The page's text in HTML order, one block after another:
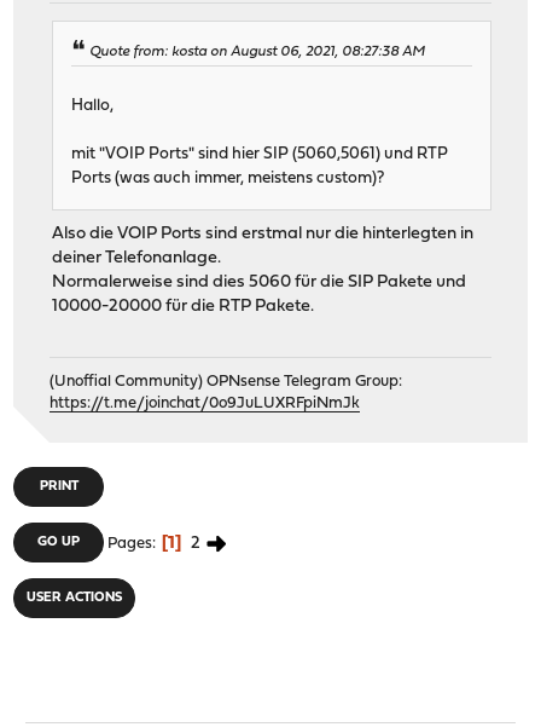
Quote from: kosta on August 06, 2021, 08:27:38 AM
Hallo,
mit "VOIP Ports" sind hier SIP (5060,5061) und RTP
Ports (was auch immer, meistens custom)?
Also die VOIP Ports sind erstmal nur die hinterlegten in
deiner Telefonanlage.
Normalerweise sind dies 5060 für die SIP Pakete und
10000-20000 für die RTP Pakete.
(Unoffial Community) OPNsense Telegram Group:
https://t.me/joinchat/0o9JuLUXRFpiNmJk
PRINT
GO UP Pages 1 2
USER ACTIONS